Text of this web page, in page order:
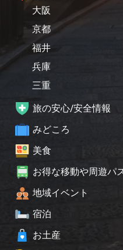
大阪
京都
福井
兵庫
三重
旅の安心/安全情報
みどころ
美食
お得な移動や周遊パ
地域イベント
宿泊
お土産